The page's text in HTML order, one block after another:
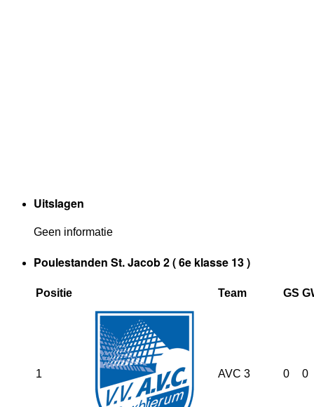
Uitslagen
Geen informatie
Poulestanden St. Jacob 2 ( 6e klasse 13 )
Positie Team GS
1 AVC 3 0 0